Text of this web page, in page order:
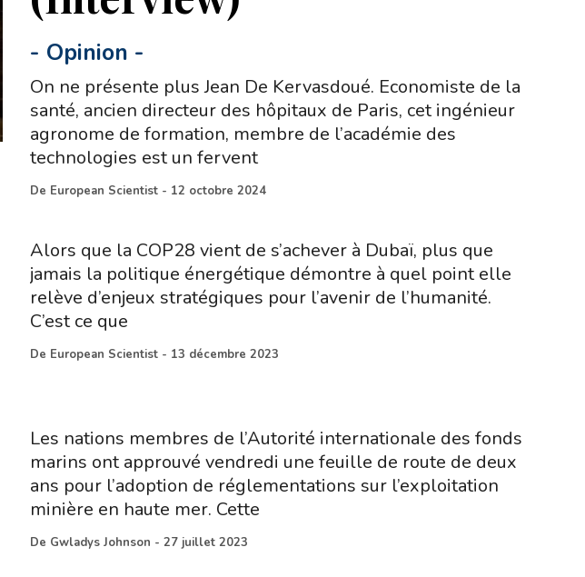
- Opinion -
On ne présente plus Jean De Kervasdoué. Economiste de la
santé, ancien directeur des hôpitaux de Paris, cet ingénieur
agronome de formation, membre de l’académie des
technologies est un fervent
De European Scientist - 12 octobre 2024
Alors que la COP28 vient de s’achever à Dubaï, plus que
jamais la politique énergétique démontre à quel point elle
relève d’enjeux stratégiques pour l’avenir de l’humanité.
C’est ce que
De European Scientist - 13 décembre 2023
Les nations membres de l’Autorité internationale des fonds
marins ont approuvé vendredi une feuille de route de deux
ans pour l’adoption de réglementations sur l’exploitation
minière en haute mer. Cette
De Gwladys Johnson - 27 juillet 2023